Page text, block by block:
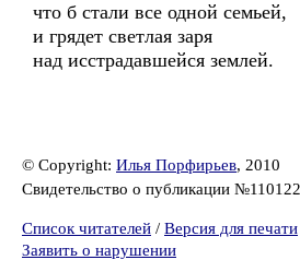
что б стали все одной семьей,
и грядет светлая заря
над исстрадавшейся землей.
© Copyright: Илья Порфирьев, 2010
Свидетельство о публикации
Список читателей / Версия для печати
Заявить о нарушении